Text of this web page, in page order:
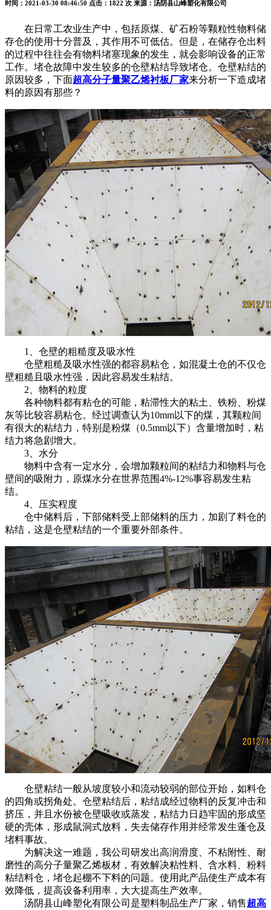
时间：2021-03-30 08:46:50 点击：1822 次 来源：汤阴县山峰塑化有限公司
在日常工农业生产中，包括原煤、矿石粉等颗粒性物料储
存仓的使用十分普及，其作用不可低估。但是，在储存仓出料
的过程中往往会有物料堵塞现象的发生，就会影响设备的正常
工作。堵仓故障中发生较多的仓壁粘结导致堵仓。仓壁粘结的
原因较多，下面超高分子量聚乙烯衬板厂家来分析一下造成堵
料的原因有那些？
1、仓壁的粗糙度及吸水性
仓壁粗糙及吸水性强的都容易粘仓，如混凝土仓的不仅仓
壁粗糙且吸水性强，因此容易发生粘结。
2、物料的粒度
各种物料都有粘仓的可能，粘滞性大的粘土、铁粉、粉煤
灰等比较容易粘仓。经过调查认为10mm以下的煤，其颗粒间
有很大的粘结力，特别是粉煤（0.5mm以下）含量增加时，粘
结力将急剧增大。
3、水分
物料中含有一定水分，会增加颗粒间的粘结力和物料与仓
壁间的吸附力，原煤水分在世界范围4%-12%事容易发生粘
结。
4、压实程度
仓中储料后，下部储料受上部储料的压力，加剧了料仓的
粘结，这是仓壁粘结的一个重要外部条件。
仓壁粘结一般从坡度较小和流动较弱的部位开始，如料仓
的四角或拐角处。仓壁粘结后，粘结成经过物料的反复冲击和
挤压，并且水份被仓壁吸收或蒸发，粘结力日趋牢固的形成坚
硬的壳体，形成鼠洞式放料，失去储存作用并经常发生蓬仓及
堵料事故。
为解决这一难题，我公司研发出高润滑度、不粘附性、耐
磨性的高分子量聚乙烯板材，有效解决粘性料、含水料、粉料
粘结料仓，堵仓起棚不下料的问题。使用此产品使生产成本有
效降低，提高设备利用率，大大提高生产效率。
汤阴县山峰塑化有限公司是塑料制品生产厂家，销售超高